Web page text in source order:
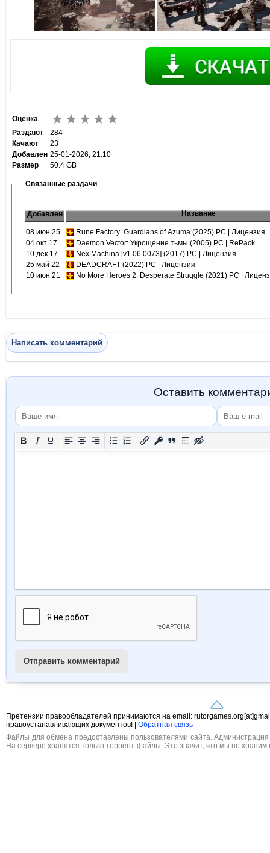
Оценка
Раздают
284
Качают
23
Добавлен 25-01-2026, 21:10
Размер
50.4 GB
Связанные раздачи
Добавлен Название
08 июн 25
Rune Factory: Guardians of Azuma (2025) PC | Лицензия
04 окт 17
Daemon Vector: Укрощение тьмы (2005) PC | RePack
10 дек 17
Nex Machina [v1.06.0073] (2017) PC | Лицензия
25 май 22
DEADCRAFT (2022) PC | Лицензия
10 июн 21
No More Heroes 2: Desperate Struggle (2021) PC |
Написать комментарий
Оставить
Отправить комментарий
Претензии правообладателей принимаются на email:
правоустанавливающих документов! |
Обратная связь
Файлы для обмена предоставлены пользователями сайта. Администрация
На сервере хранятся только торрент-файлы. Это значит, что мы не